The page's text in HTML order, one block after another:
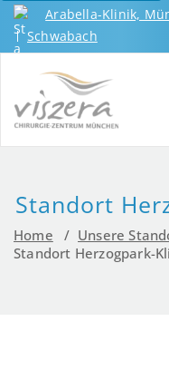
Arabella-Klinik,
Schwabach
Standort
Home / Unsere
Standort Herzogpark-